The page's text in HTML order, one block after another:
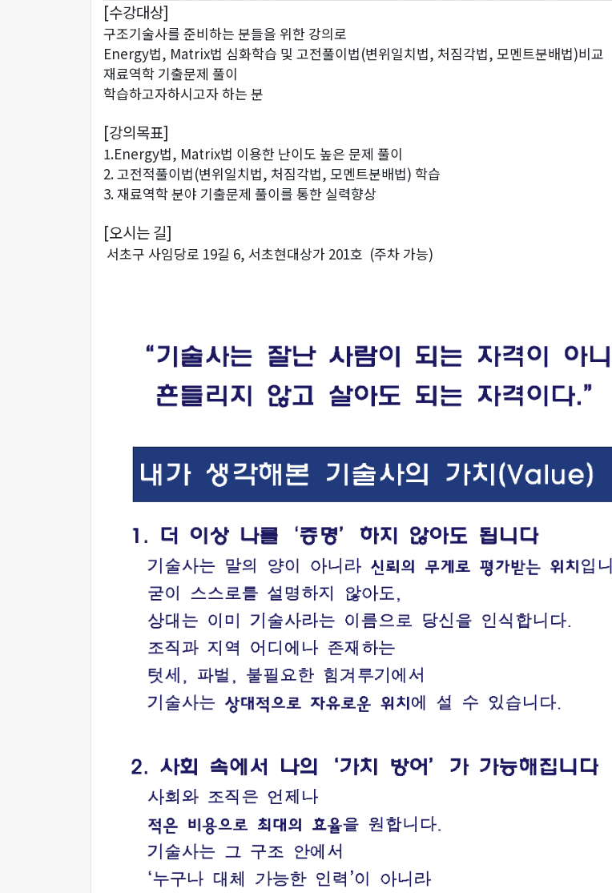
[수강대상]
구조기술사를 준비하는 분들을 위한 강의로
Energy법, Matrix법 심화학습 및 고전풀이법(변위일치법, 처짐각법, 모멘트분배법)비교
재료역학 기출문제 풀이
학습하고자하시고자 하는 분
[강의목표]
1.Energy법, Matrix법 이용한 난이도 높은 문제 풀이
2. 고전적풀이법(변위일치법, 처짐각법, 모멘트분배법) 학습
3. 재료역학 분야 기출문제 풀이를 통한 실력향상
[오시는 길]
서초구 사임당로 19길 6, 서초현대상가 201호 (주차 가능)